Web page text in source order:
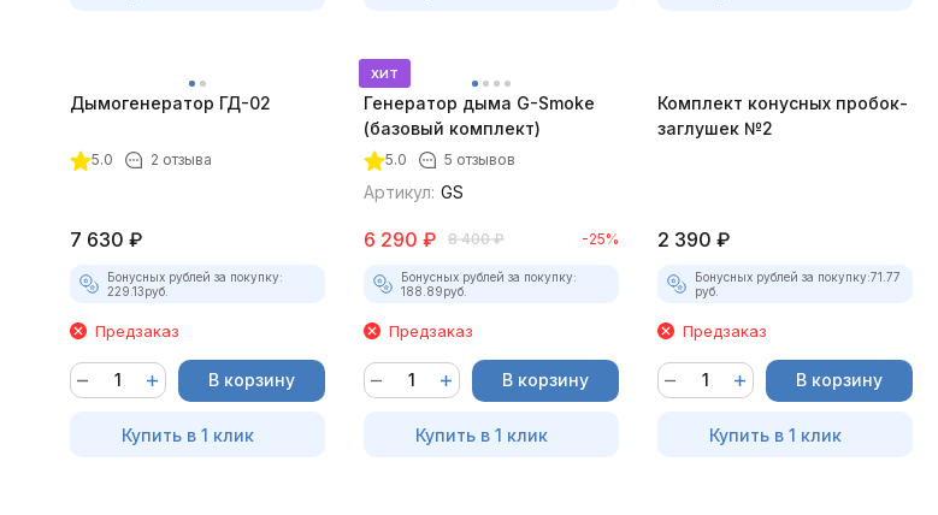
Дымогенератор ГД-02
5.0 2 отзыва
7 630 ₽
Бонусных рублей за покупку:
229.13руб.
Предзаказ
В корзину
Купить в 1 клик
хит
Генератор дыма G-Smoke
(базовый комплект)
5.0 5 отзывов
Артикул: GS
6 290 ₽ 8 400 ₽ -25%
Бонусных рублей за покупку:
188.89руб.
Предзаказ
В корзину
Купить в 1 клик
Комплект конусных пробок-
заглушек №2
2 390 ₽
Бонусных рублей за покупку:71.77
руб.
Предзаказ
В корзину
Купить в 1 клик